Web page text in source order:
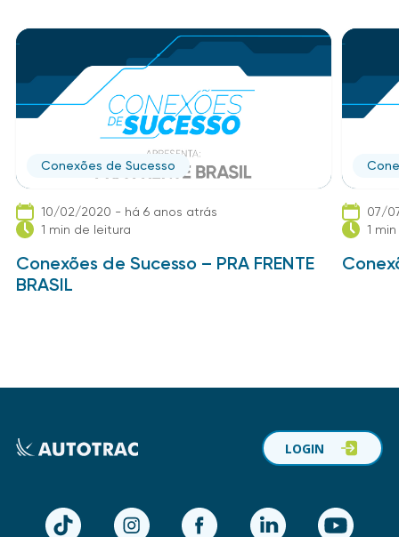
Conexões de Sucesso
10/02/2020 - há 6 anos atrás
1 min de leitura
Conexões de Sucesso – PRA FRENTE
BRASIL
07/
1
TikTok Instagram Facebook LinkedIn YouTube
LOGIN